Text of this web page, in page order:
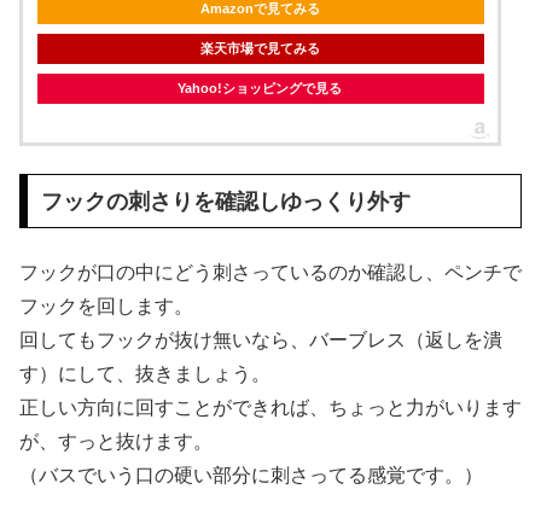
Amazonで見てみる
楽天市場で見てみる
Yahoo!ショッピングで見る
フックの刺さりを確認しゆっくり外す
フックが口の中にどう刺さっているのか確認し、ペンチで
フックを回します。
回してもフックが抜け無いなら、バーブレス（返しを潰
す）にして、抜きましょう。
正しい方向に回すことができれば、ちょっと力がいります
が、すっと抜けます。
（バスでいう口の硬い部分に刺さってる感覚です。）